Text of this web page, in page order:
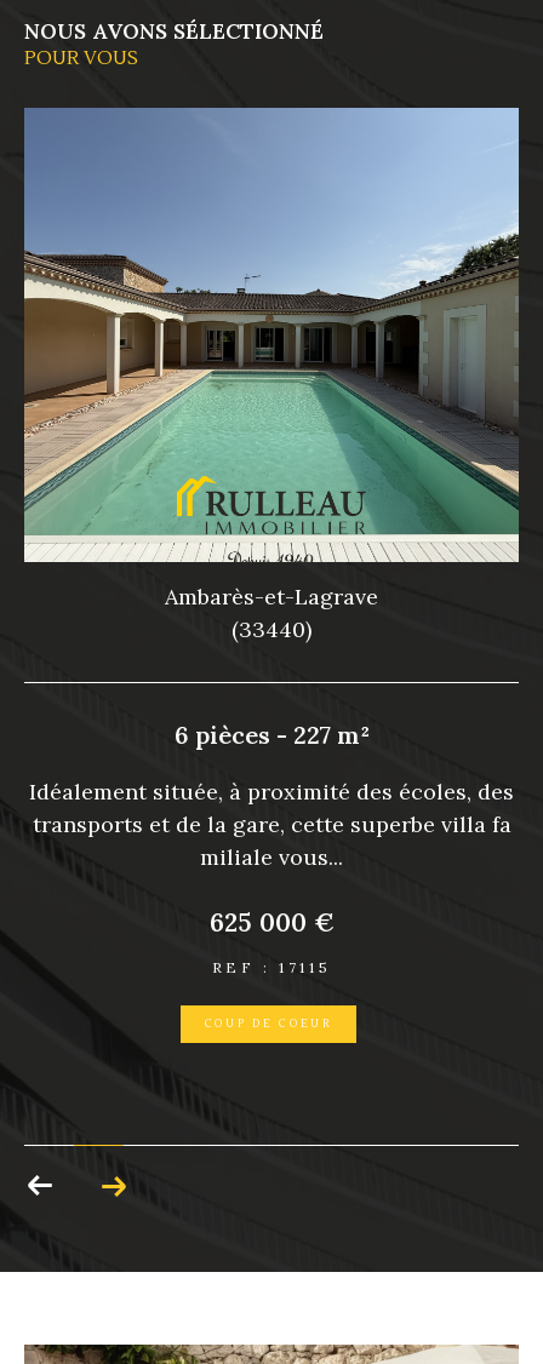
NOUS AVONS SÉLECTIONNÉ
POUR VOUS
des écoles, des
superbe villa fa
BASSENS, coup de coeur
nt ! Située au coeur du